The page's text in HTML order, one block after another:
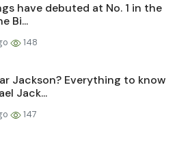
have debuted at No. 1 in the
Bi...
148
Jackson? Everything to know
Jack...
147